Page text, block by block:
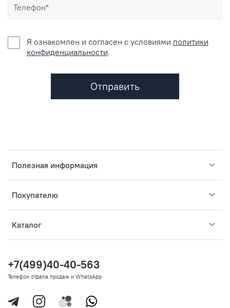
Я ознакомлен и согласен c условиями политики
конфиденциальности.
Отправить
Полезная информация
Покупателю
Каталог
+7(499)40-40-563
Телефон отдела продаж и WhatsApp